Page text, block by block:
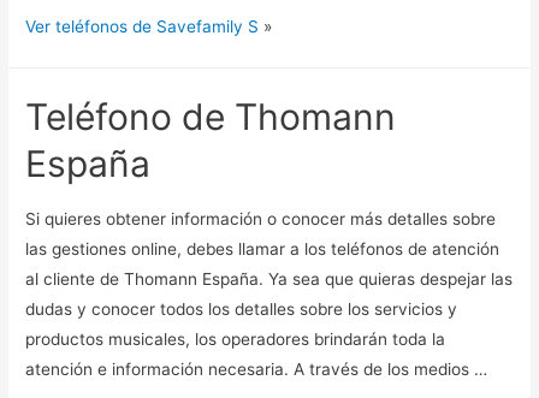
Ver teléfonos de Savefamily S »
Teléfono de Thomann
España
Si quieres obtener información o conocer más detalles sobre
las gestiones online, debes llamar a los teléfonos de atención
al cliente de Thomann España. Ya sea que quieras despejar las
dudas y conocer todos los detalles sobre los servicios y
productos musicales, los operadores brindarán toda la
atención e información necesaria. A través de los medios …